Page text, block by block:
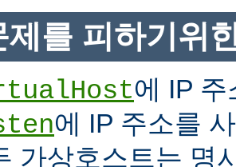
제를 피하기위
에 IP
에 IP 주소를
가상호스트는 명